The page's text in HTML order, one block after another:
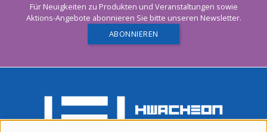
Für Neuigkeiten zu Produkten und Veranstaltungen sowie
Aktions-Angebote abonnieren Sie bitte unseren Newsletter.
ABONNIEREN